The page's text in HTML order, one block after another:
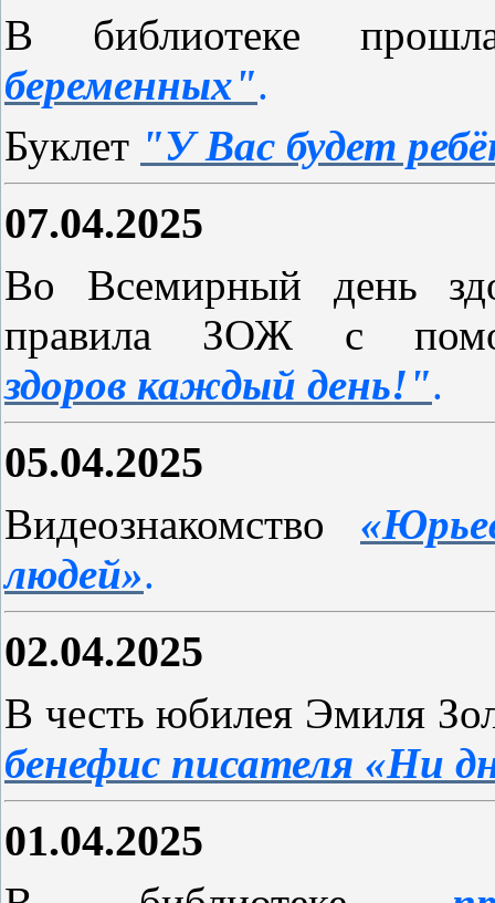
В библиотеке
беременных".
Буклет "У Вас будет
07.04.2025
Во Всемирный день
правила ЗОЖ с
здоров каждый день!".
05.04.2025
Видеознакомство
людей».
02.04.2025
В честь юбилея Эмиля
бенефис писателя «Ни
01.04.2025